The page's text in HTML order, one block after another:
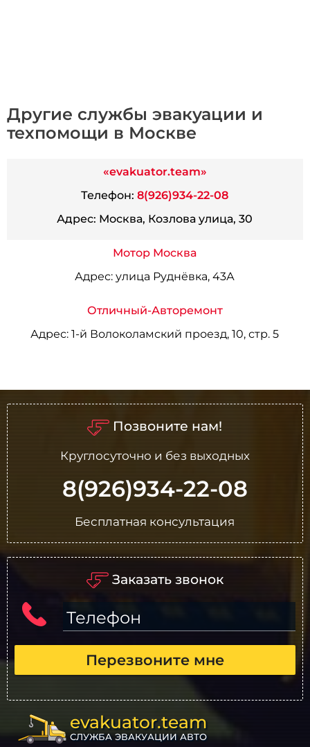
Другие службы эвакуации и
техпомощи в Москве
«evakuator.team»
Телефон: 8(926)934-22-08
Адрес: Москва, Козлова улица, 30
Мотор Москва
Адрес: улица Руднёвка, 43А
Отличный-Авторемонт
Адрес: 1-й Волоколамский проезд, 10, стр. 5
Позвоните нам!
Круглосуточно и без выходных
8(926)934-22-08
Бесплатная консультация
Заказать звонок
Телефон
Перезвоните мне
evakuator.team
СЛУЖБА ЭВАКУАЦИИ АВТО